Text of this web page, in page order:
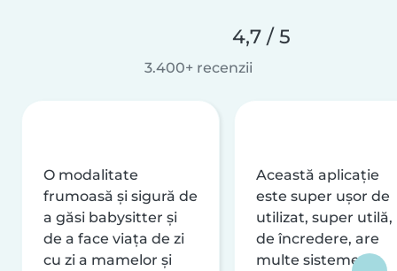
4,7 / 5
3.400+ recenzii
O modalitate
frumoasă și sigură de
a găsi babysitter și
de a face viața de zi
cu zi a mamelor și
Această aplicație
este super ușor de
utilizat, super utilă,
de încredere, are
multe sisteme de